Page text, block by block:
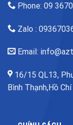
Phone: 09
Zalo :
Email:
16/15 QL13,
Bình Thạnh,Hồ